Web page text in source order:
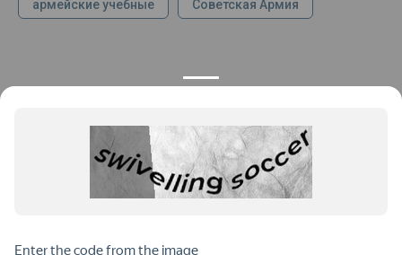
армейские учебные Советская Армия
ПРОДУКЦИЯ
Каталог